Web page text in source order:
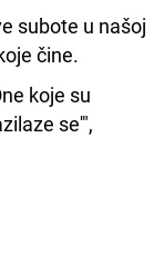
subote u našoj
čine.
koje su
se'",